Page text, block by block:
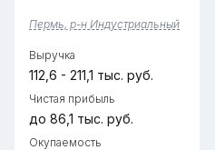
уже успешно работает,
принося стабильный доход.В
сотрудникаАрендная плата
—...
Пермь, р-н Индустриальный
Выручка
112,6 - 211,1 тыс. руб.
Чистая прибыль
до 86,1 тыс. руб.
Окупаемость